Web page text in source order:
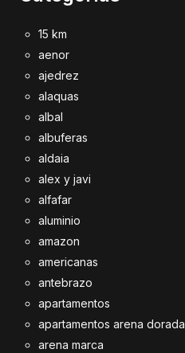
15 km
aenor
ajedrez
alaquas
albal
albuferas
aldaia
alex y javi
alfafar
aluminio
amazon
americanas
antebrazo
apartamentos
apartamentos arena dorada
arena marca